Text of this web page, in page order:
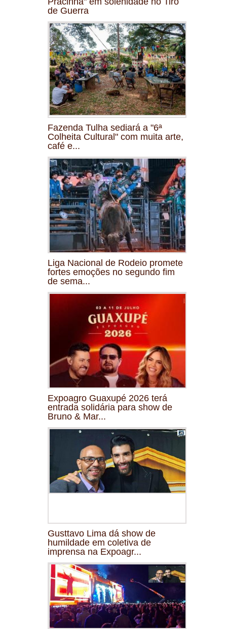
de Guerra
Fazenda Tulha sediará a "6ª
Colheita Cultural" com muita arte,
café e...
Liga Nacional de Rodeio promete
fortes emoções no segundo fim
de sema...
Expoagro Guaxupé 2026 terá
entrada solidária para show de
Bruno & Mar...
Gusttavo Lima dá show de
humildade em coletiva de
imprensa na Expoagr...